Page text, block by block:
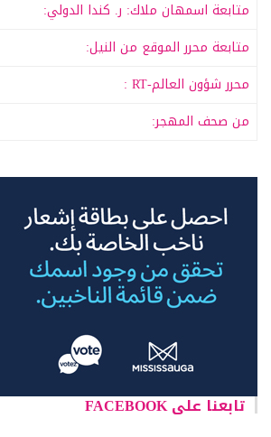
متابعة اسمهان ملاك: ر. كندا الدولي:
متابعة محرر الموقع من النيل:
محرر شؤون العالم-RT :
من صحف المهجر:
تابعنا على FACEBOOK